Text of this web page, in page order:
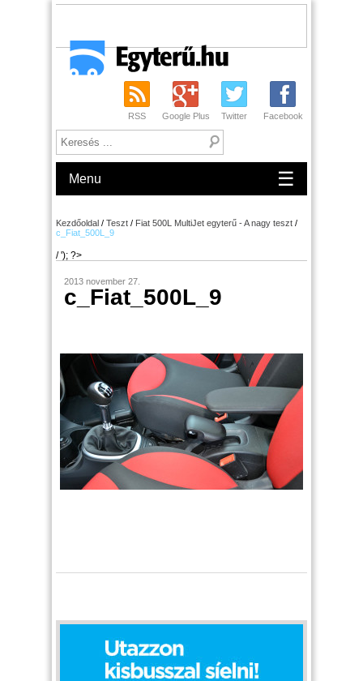
RSS Google Plus Twitter Facebook
Menu ☰
Kezdőoldal / Teszt / Fiat 500L MultiJet egyterű - A nagy teszt /
c_Fiat_500L_9
/ '); ?>
2013 november 27.
c_Fiat_500L_9